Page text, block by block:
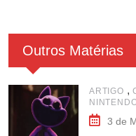
Outros Matérias
ARTIGO ,
3 de